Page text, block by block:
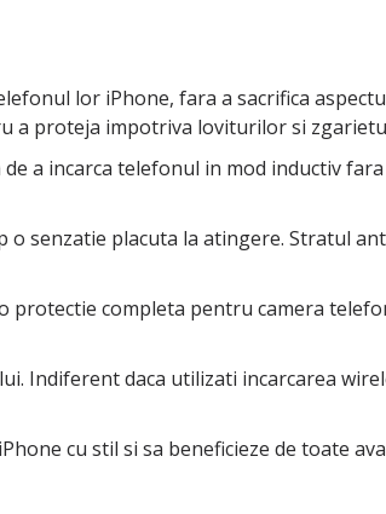
lor iPhone, fara a sacrifica
a proteja impotriva loviturilor si
a incarca telefonul in mod inductiv
o senzatie placuta la atingere. Stratul
protectie completa pentru camera
Indiferent daca utilizati incarcarea
cu stil si sa beneficieze de toate